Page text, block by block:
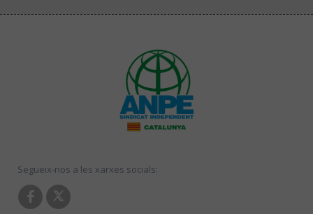
Segueix-nos a les xarxes socials: